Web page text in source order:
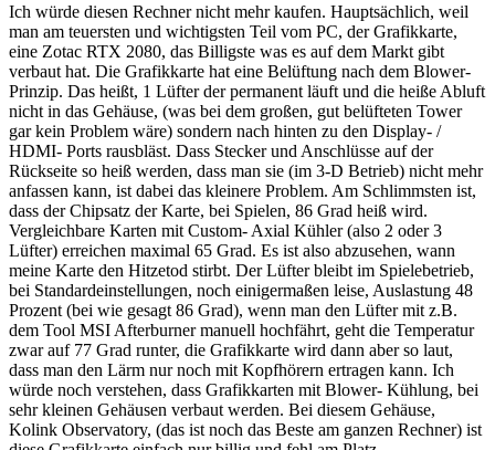
Ich würde diesen Rechner nicht mehr kaufen. Hauptsächlich, weil
man am teuersten und wichtigsten Teil vom PC, der Grafikkarte,
eine Zotac RTX 2080, das Billigste was es auf dem Markt gibt
verbaut hat. Die Grafikkarte hat eine Belüftung nach dem Blower-
Prinzip. Das heißt, 1 Lüfter der permanent läuft und die heiße Abluft
nicht in das Gehäuse, (was bei dem großen, gut belüfteten Tower
gar kein Problem wäre) sondern nach hinten zu den Display- /
HDMI- Ports rausbläst. Dass Stecker und Anschlüsse auf der
Rückseite so heiß werden, dass man sie (im 3-D Betrieb) nicht mehr
anfassen kann, ist dabei das kleinere Problem. Am Schlimmsten ist,
dass der Chipsatz der Karte, bei Spielen, 86 Grad heiß wird.
Vergleichbare Karten mit Custom- Axial Kühler (also 2 oder 3
Lüfter) erreichen maximal 65 Grad. Es ist also abzusehen, wann
meine Karte den Hitzetod stirbt. Der Lüfter bleibt im Spielebetrieb,
bei Standardeinstellungen, noch einigermaßen leise, Auslastung 48
Prozent (bei wie gesagt 86 Grad), wenn man den Lüfter mit z.B.
dem Tool MSI Afterburner manuell hochfährt, geht die Temperatur
zwar auf 77 Grad runter, die Grafikkarte wird dann aber so laut,
dass man den Lärm nur noch mit Kopfhörern ertragen kann. Ich
würde noch verstehen, dass Grafikkarten mit Blower- Kühlung, bei
sehr kleinen Gehäusen verbaut werden. Bei diesem Gehäuse,
Kolink Observatory, (das ist noch das Beste am ganzen Rechner) ist